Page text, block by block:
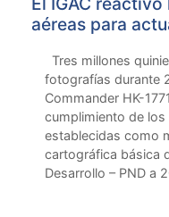
aéreas para
Tres millones
fotografías durante
Commander HK-
cumplimiento de
establecidas como
cartográfica básica
Desarrollo – PND a